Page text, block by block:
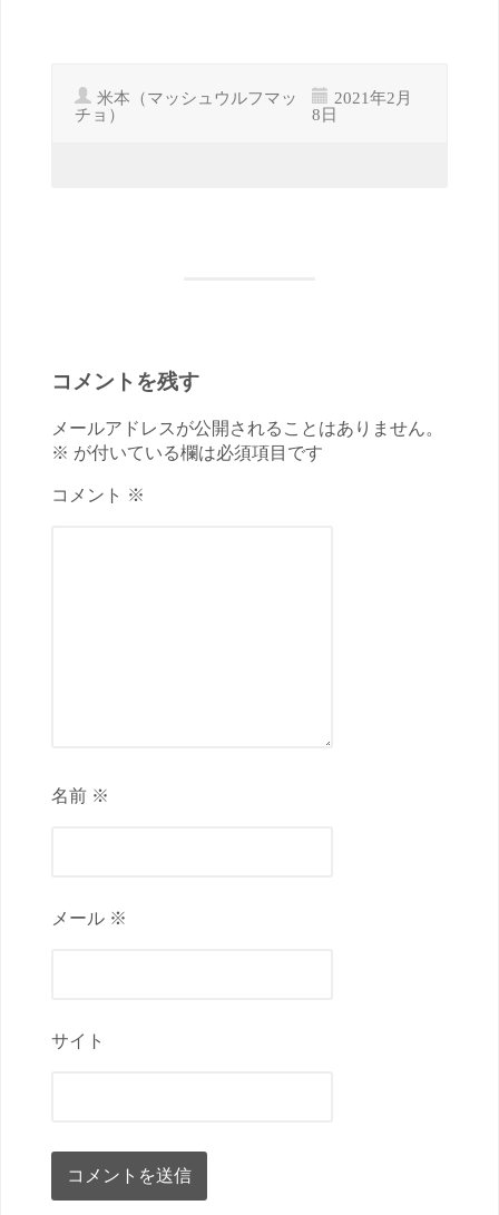
米本（マッシュウルフマッ
チョ）
2021年2月
8日
コメントを残す
メールアドレスが公開されることはありません。
※ が付いている欄は必須項目です
コメント ※
名前 ※
メール ※
サイト